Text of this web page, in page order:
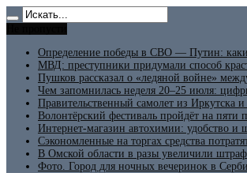
Определение победы в СВО — Путин:
МВД: преступники придумали способ
Пушков рассказал о «ледяной войне»
Чем запомнилась неделя 20–25 июля:
Правительственный самолет из Иркутска
Волонтёрский фестиваль пройдёт на пяти
Интернет-магазин автохимии: удобство и
Сэкономленные на торгах средства
В Омской области в разы увеличили
Фото. Город для ночных вечеринок в